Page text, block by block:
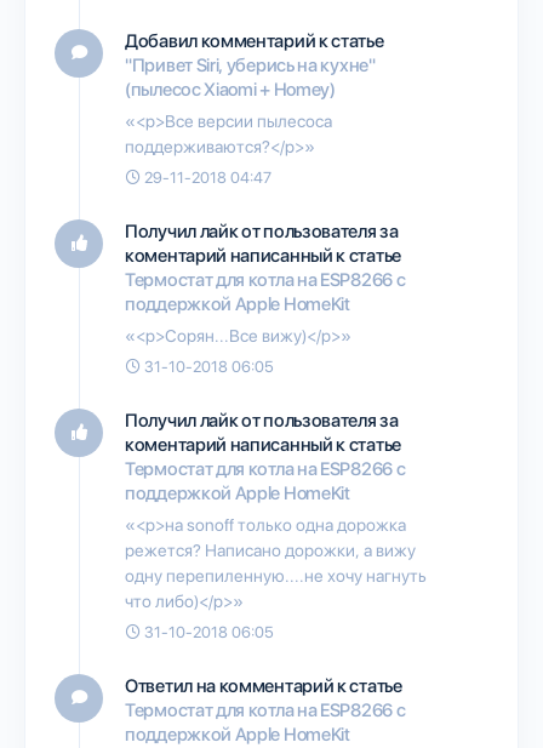
Добавил комментарий к статье
"Привет Siri, уберись на кухне"
(пылесос Xiaomi + Homey)
«<p>Все версии пылесоса
поддерживаются?</p>»
29-11-2018 04:47
Получил лайк от пользователяза
коментарий написанный к статье
Термостат для котла на ESP8266 с
поддержкой Apple HomeKit
«<p>Сорян...Все вижу)</p>»
31-10-2018 06:05
Получил лайк от пользователяза
коментарий написанный к статье
Термостат для котла на ESP8266 с
поддержкой Apple HomeKit
«<p>на sonoff только одна дорожка
режется? Написано дорожки, а вижу
одну перепиленную....не хочу нагнуть
что либо)</p>»
31-10-2018 06:05
Ответил на комментарий к статье
Термостат для котла на ESP8266 с
поддержкой Apple HomeKit